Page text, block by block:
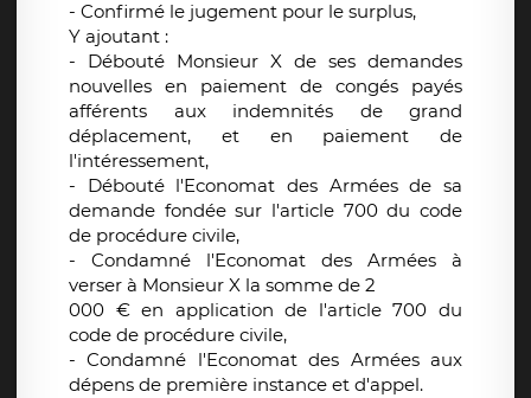
- Confirmé le jugement pour le surplus,
Y ajoutant :
- Débouté Monsieur X de ses demandes
nouvelles en paiement de congés payés
afférents aux indemnités de grand
déplacement, et en paiement de
l'intéressement,
- Débouté l'Economat des Armées de sa
demande fondée sur l'article 700 du code
de procédure civile,
- Condamné l'Economat des Armées à
verser à Monsieur X la somme de 2
000 € en application de l'article 700 du
code de procédure civile,
- Condamné l'Economat des Armées aux
dépens de première instance et d'appel.